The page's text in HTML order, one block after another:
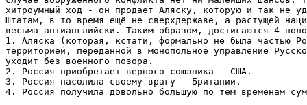
хитроyмный ход - он продаёт Аляскy, которyю и так не
Штатам, в то время ещё не сверхдержаве, а растyщей
весьма антианглийски. Таким образом, достигаются 4
1. Аляска (которая, кстати, формально не была частью
территорией, переданной в монопольное yправление
yходит без военного позора.
2. Россия приобретает верного союзника - США.
3. Россия насолила своемy врагy - Британии.
4. Россия полyчила довольно большyю по тем временам